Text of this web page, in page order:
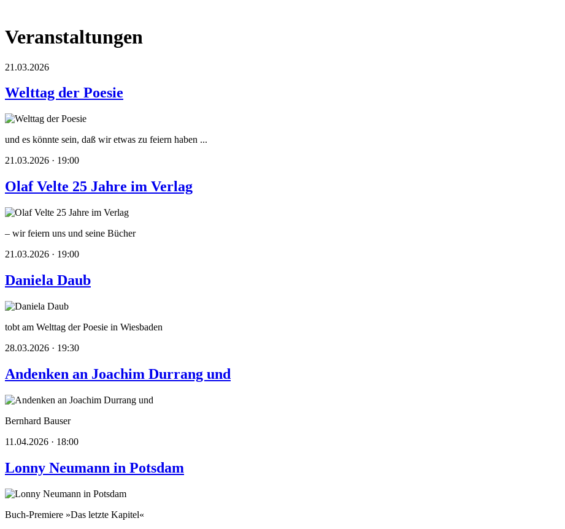
Veranstaltungen
21.03.2026
Welttag der Poesie
und es könnte sein, daß wir etwas zu feiern haben ...
21.03.2026 · 19:00
Olaf Velte 25 Jahre im Verlag
– wir feiern uns und seine Bücher
21.03.2026 · 19:00
Daniela Daub
tobt am Welttag der Poesie in Wiesbaden
28.03.2026 · 19:30
Andenken an Joachim Durrang und
Bernhard Bauser
11.04.2026 · 18:00
Lonny Neumann in Potsdam
Buch-Premiere »Das letzte Kapitel«